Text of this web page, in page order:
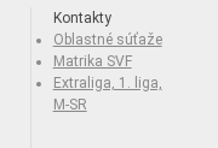
Kontakty
Oblastné súťaže
Matrika SVF
Extraliga, 1. liga,
M-SR